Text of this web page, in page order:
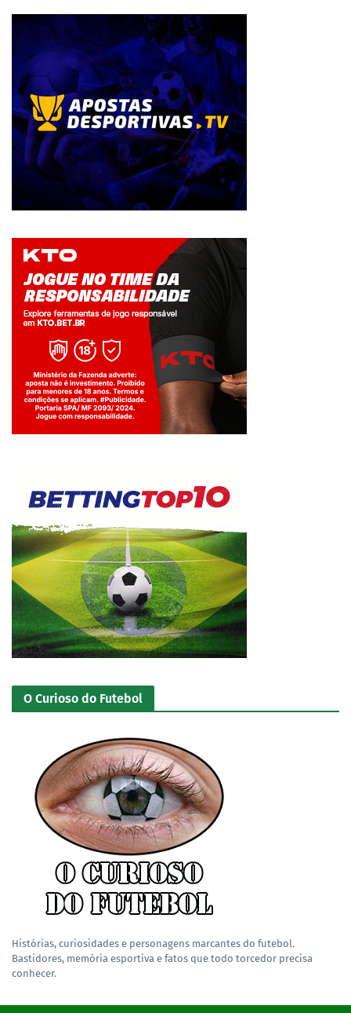
Jogue com responsabilidade. 18+
O Curioso do Futebol
Histórias, curiosidades e personagens marcantes do futebol.
Bastidores, memória esportiva e fatos que todo torcedor precisa
conhecer.